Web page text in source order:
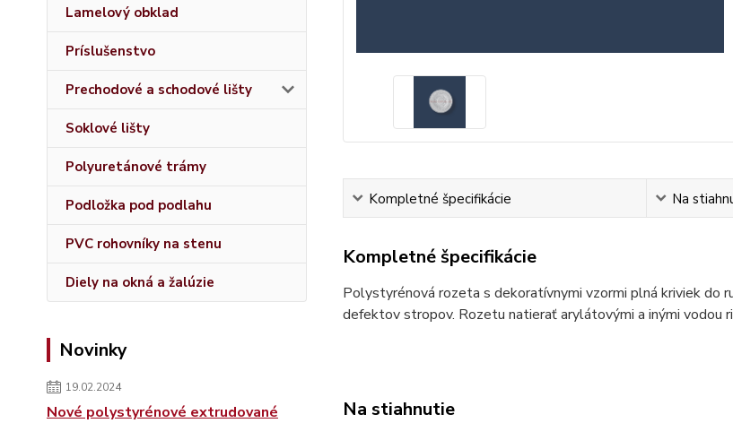
Lamelový obklad
Príslušenstvo
Prechodové a schodové lišty
Soklové lišty
Polyuretánové trámy
Podložka pod podlahu
PVC rohovníky na stenu
Diely na okná a žalúzie
Novinky
19.02.2024
Nové polystyrénové extrudované
Kompletné špecifikácie Na
Kompletné špecifikácie
Polystyrénová rozeta s dekoratívnymi vzormi plná kriviek do
defektov stropov. Rozetu natierať arylátovými a inými vodou
Na stiahnutie